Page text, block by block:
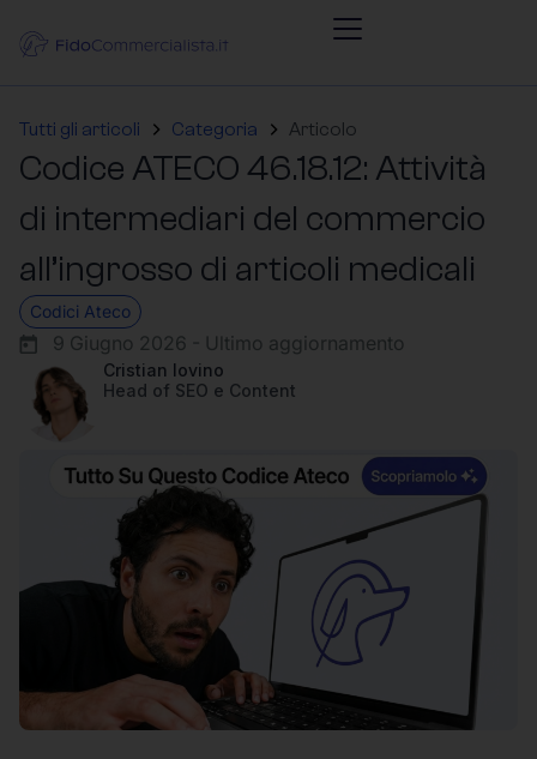
Tutti gli articoli Categoria Articolo
Codice ATECO 46.18.12: Attività
di intermediari del commercio
all’ingrosso di articoli medicali
Codici Ateco
9 Giugno 2026 - Ultimo aggiornamento
Cristian Iovino
Head of SEO e Content